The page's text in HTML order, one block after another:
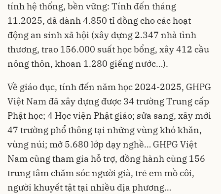
tính hệ thống, bền vững: Tính đến tháng
11.2025, đã dành 4.850 tỉ đồng cho các hoạt
động an sinh xã hội (xây dựng 2.347 nhà tình
thương, trao 156.000 suất học bổng, xây 412 cầu
nông thôn, khoan 1.280 giếng nước…).
Về giáo dục, tính đến năm học 2024-2025, GHPG
Việt Nam đã xây dựng được 34 trường Trung cấp
Phật học; 4 Học viện Phật giáo; sửa sang, xây mới
47 trường phổ thông tại những vùng khó khăn,
vùng núi; mở 5.680 lớp dạy nghề… GHPG Việt
Nam cũng tham gia hỗ trợ, đồng hành cùng 156
trung tâm chăm sóc người già, trẻ em mồ côi,
người khuyết tật tại nhiều địa phương…